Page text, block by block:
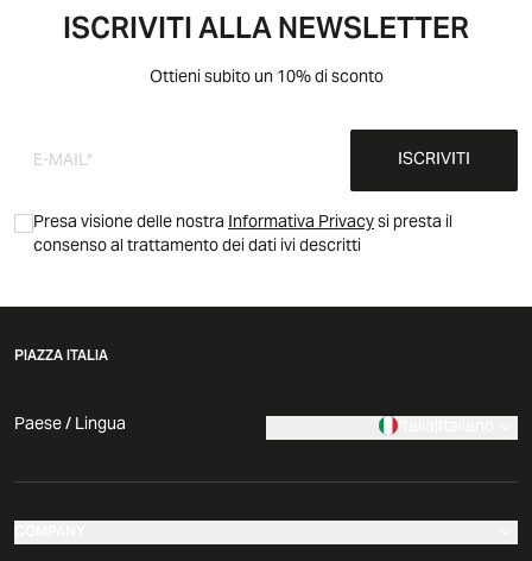
ISCRIVITI ALLA NEWSLETTER
Ottieni subito un 10% di sconto
ISCRIVITI
Presa visione delle nostraInformativa Privacysi presta il
consenso al trattamento dei dati ivi descritti
PIAZZA ITALIA
Paese / Lingua Italia|Italiano